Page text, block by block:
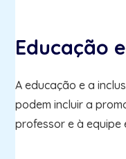
Educação
A educação e a
podem incluir a
professor e à equipe